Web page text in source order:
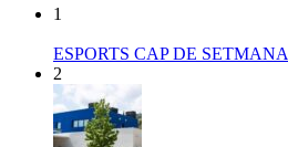
1
ESPORTS CAP DE SETMANA
2